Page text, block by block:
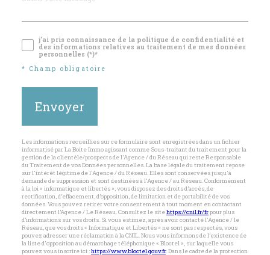
j'ai pris connaissance de la politique de confidentialité et
des informations relatives au traitement de mes données
personnelles (*)*
* Champ obligatoire
Envoyer
Les informations recueillies sur ce formulaire sont enregistrées dans un fichier
informatisé par La Boite Immo agissant comme Sous-traitant du traitement pour la
gestion de la clientèle/prospects de l'Agence / du Réseau qui reste Responsable
du Traitement de vos Données personnelles. La base légale du traitement repose
sur l'intérêt légitime de l'Agence / du Réseau. Elles sont conservées jusqu'à
demande de suppression et sont destinées à l'Agence / au Réseau. Conformément
à la loi « informatique et libertés », vous disposez des droits d’accès, de
rectification, d’effacement, d’opposition, de limitation et de portabilité de vos
données. Vous pouvez retirer votre consentement à tout moment en contactant
directement l’Agence / Le Réseau. Consultez le sitehttps://cnil.fr/frpour plus
d’informations sur vos droits. Si vous estimez, après avoir contacté l'Agence / le
Réseau, que vos droits « Informatique et Libertés » ne sont pas respectés, vous
pouvez adresser une réclamation à la CNIL. Nous vous informons de l’existence de
la liste d'opposition au démarchage téléphonique « Bloctel », sur laquelle vous
pouvez vous inscrire ici :https://www.bloctel.gouv.fr. Dans le cadre de la protection